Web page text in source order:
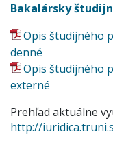
Bakalársky
Opis študijného
denné
Opis študijného
externé
Prehľad aktuálne
http://